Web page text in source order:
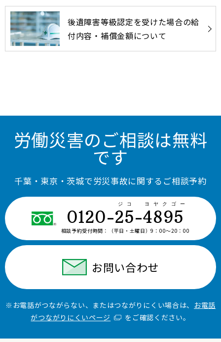
後遺障害等級認定を受けた場合の給
付内容・補償金額について
労働災害のご相談は無料
です
千葉・東京・茨城で労災事故に関するご相談予約
0120-25-4895
ジコ ヨヤクゴー
相談予約受付時間： （平日・土曜日）9：00〜20：00
お問い合わせ
※お電話がつながらない、またはつながりにくい場合は、 お電話
がつながりにくいページ
をご確認ください。